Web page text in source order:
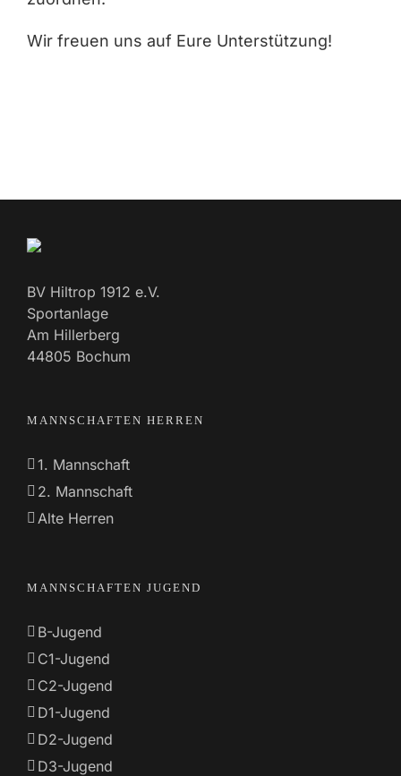
Wir freuen uns auf Eure Unterstützung!
BV Hiltrop 1912 e.V.
Sportanlage
Am Hillerberg
44805 Bochum
MANNSCHAFTEN HERREN
1. Mannschaft
2. Mannschaft
Alte Herren
MANNSCHAFTEN JUGEND
B-Jugend
C1-Jugend
C2-Jugend
D1-Jugend
D2-Jugend
D3-Jugend